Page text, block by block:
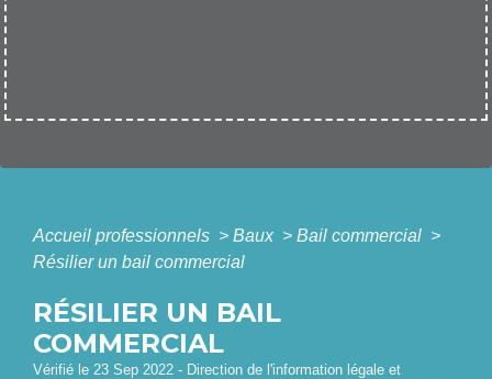
Accueil professionnels > Baux > Bail commercial >
Résilier un bail commercial
RÉSILIER UN BAIL
COMMERCIAL
Vérifié le 23 Sep 2022 - Direction de l'information légale et